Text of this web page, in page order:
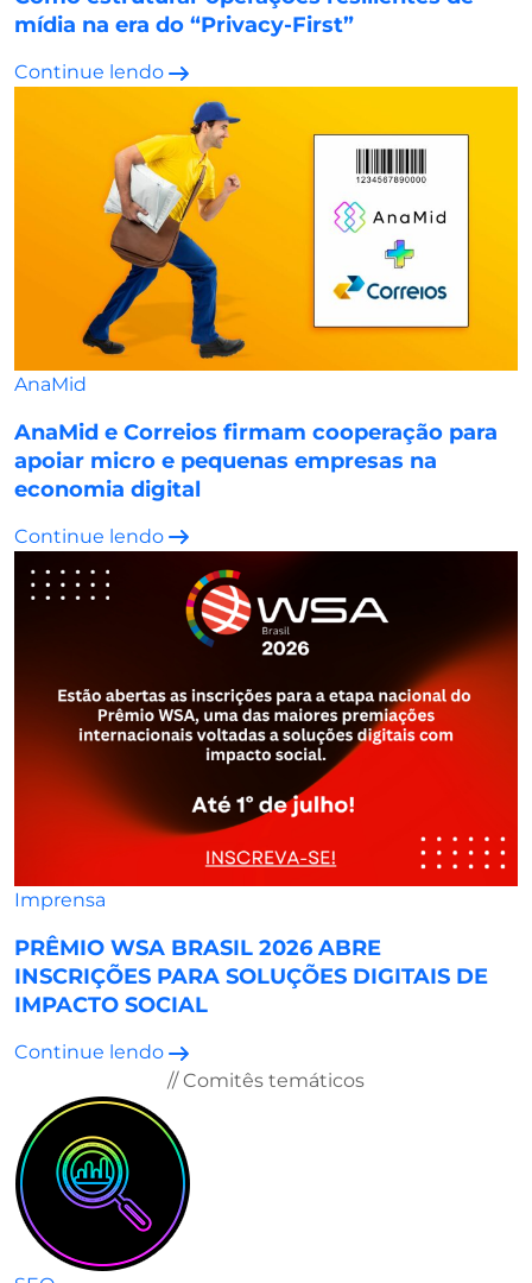
mídia na era do “Privacy-First”
Continue lendo
AnaMid
AnaMid e Correios firmam cooperação para
apoiar micro e pequenas empresas na
economia digital
Continue lendo
Imprensa
PRÊMIO WSA BRASIL 2026 ABRE
INSCRIÇÕES PARA SOLUÇÕES DIGITAIS DE
IMPACTO SOCIAL
Continue lendo
// Comitês temáticos